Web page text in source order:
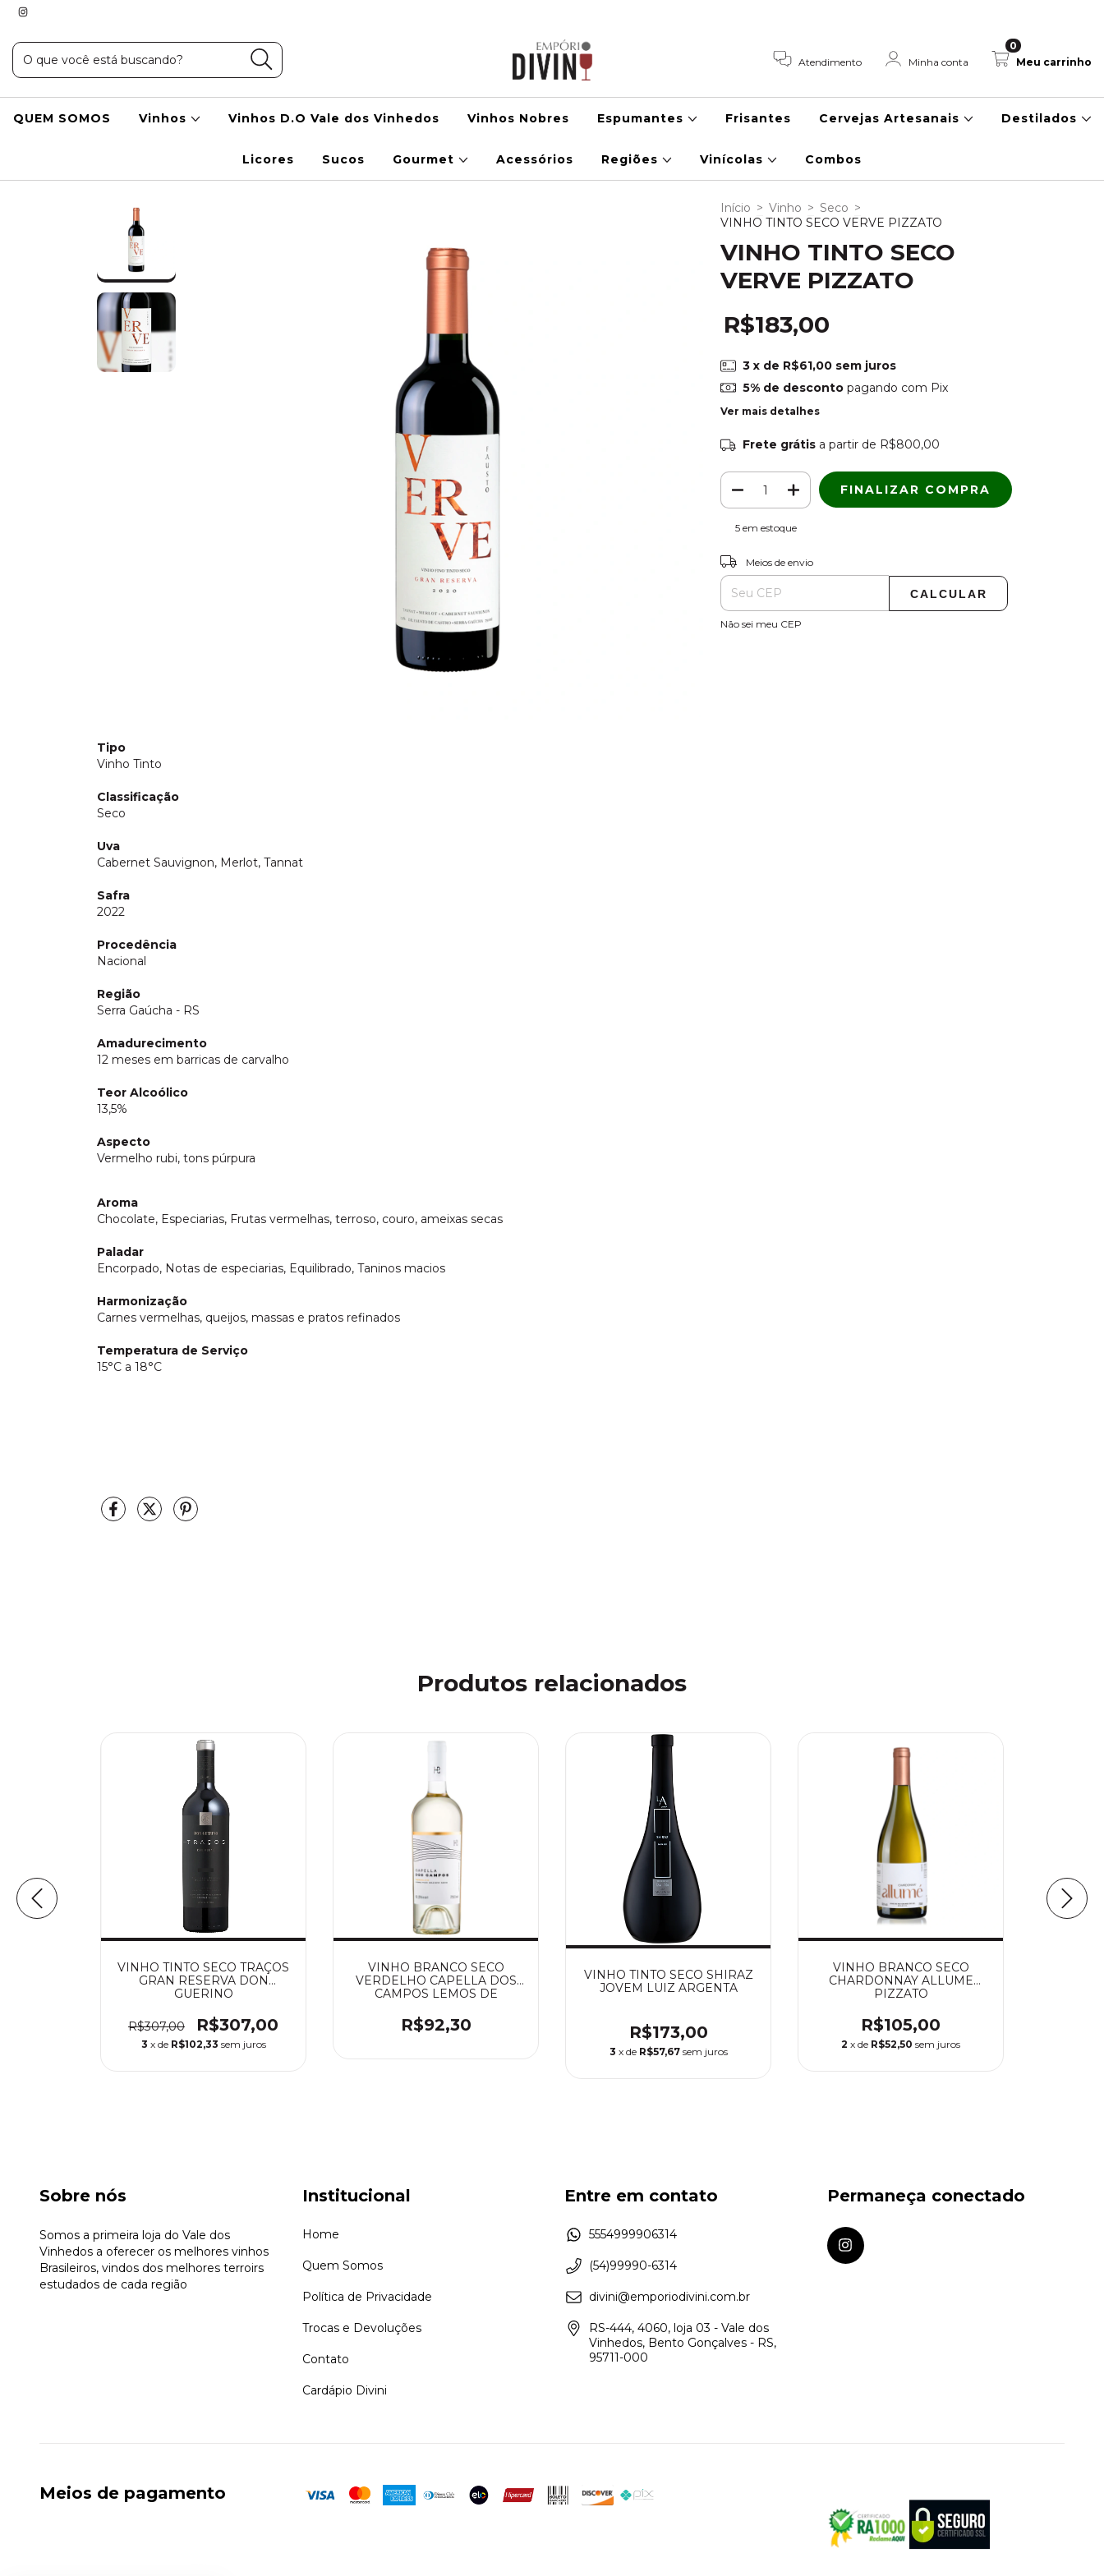
Atendimento Minha conta Meu carrinho
0
QUEM SOMOS Vinhos Vinhos D.O Vale dos Vinhedos Vinhos Nobres Espumantes Frisantes Cervejas Artesanais Destilados
Licores Sucos Gourmet Acessórios Regiões Vinícolas Combos
Tipo
Vinho Tinto
Classificação
Seco
Uva
Cabernet Sauvignon, Merlot, Tannat
Safra
2022
Procedência
Nacional
Região
Serra Gaúcha - RS
Amadurecimento
12 meses em barricas de carvalho
Teor Alcoólico
13,5%
Aspecto
Vermelho rubi, tons púrpura
Aroma
Chocolate, Especiarias, Frutas vermelhas, terroso, couro, ameixas secas
Paladar
Encorpado, Notas de especiarias, Equilibrado, Taninos macios
Harmonização
Carnes vermelhas, queijos, massas e pratos refinados
Temperatura de Serviço
15°C a 18°C
Início > Vinho > Seco >
VINHO TINTO SECO VERVE PIZZATO
VINHO TINTO SECO
VERVE PIZZATO
R$183,00
3 x de R$61,00 sem juros
5% de descontopagando com Pix
Ver mais detalhes
Frete grátis a partir de R$800,00
5em estoque
Entregas para o CEP:
Meios de envio
CALCULAR
Não sei meu CEP
Produtos relacionados
VINHO TINTO SECO TRAÇOS
GRAN RESERVA DON
GUERINO
R$307,00 R$307,00
3 x de R$102,33 sem juros
VINHO BRANCO SECO
VERDELHO CAPELLA DOS
CAMPOS LEMOS DE
R$92,30
VINHO TINTO SECO SHIRAZ
JOVEM LUIZ ARGENTA
R$173,00
3 x de R$57,67 sem juros
VINHO BRANCO SECO
CHARDONNAY ALLUME
PIZZATO
R$105,00
2 x de R$52,50 sem juros
Sobre nós
Somos a primeira loja do Vale dos
Vinhedos a oferecer os melhores vinhos
Brasileiros, vindos dos melhores terroirs
estudados de cada região
Institucional
Home
Quem Somos
Política de Privacidade
Trocas e Devoluções
Contato
Cardápio Divini
Entre em contato
5554999906314
(54)99990-6314
divini@emporiodivini.com.br
RS-444, 4060, loja 03 - Vale dos
Vinhedos, Bento Gonçalves - RS,
95711-000
Permaneça conectado
Meios de pagamento